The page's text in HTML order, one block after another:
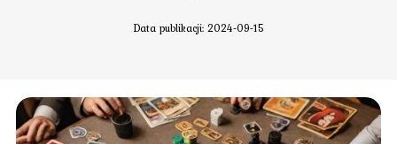
Data publikacji: 2024-09-15